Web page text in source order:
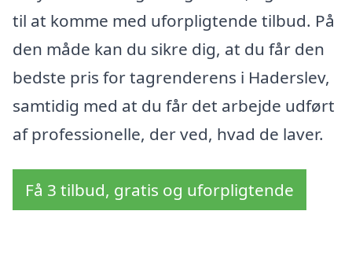
til at komme med uforpligtende tilbud. På
den måde kan du sikre dig, at du får den
bedste pris for tagrenderens i Haderslev,
samtidig med at du får det arbejde udført
af professionelle, der ved, hvad de laver.
Få 3 tilbud, gratis og uforpligtende